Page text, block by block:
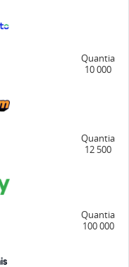
Quantia
10 000
Quantia
12 500
Quantia
100 000